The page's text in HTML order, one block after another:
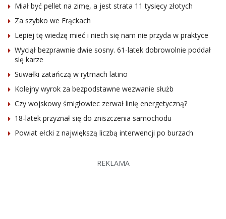
Miał być pellet na zimę, a jest strata 11 tysięcy złotych
Za szybko we Frąckach
Lepiej tę wiedzę mieć i niech się nam nie przyda w praktyce
Wyciął bezprawnie dwie sosny. 61-latek dobrowolnie poddał
się karze
Suwałki zatańczą w rytmach latino
Kolejny wyrok za bezpodstawne wezwanie służb
Czy wojskowy śmigłowiec zerwał linię energetyczną?
18-latek przyznał się do zniszczenia samochodu
Powiat ełcki z największą liczbą interwencji po burzach
REKLAMA